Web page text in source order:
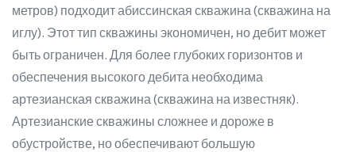
метров) подходит абиссинская скважина (скважина на
иглу). Этот тип скважины экономичен, но дебит может
быть ограничен. Для более глубоких горизонтов и
обеспечения высокого дебита необходима
артезианская скважина (скважина на известняк).
Артезианские скважины сложнее и дороже в
обустройстве, но обеспечивают большую